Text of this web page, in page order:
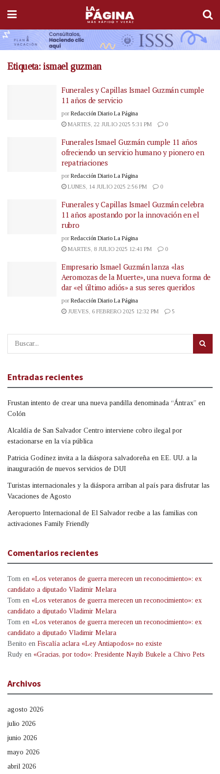
Etiqueta: ismael guzman
Funerales y Capillas Ismael Guzmán cumple
11 años de servicio
por Redacción Diario La Página
MARTES, 22 JULIO 2025 5:31 PM
0
Funerales Ismael Guzmán cumple 11 años
ofreciendo un servicio humano y pionero en
repatriaciones
por Redacción Diario La Página
LUNES, 14 JULIO 2025 2:56 PM
0
Funerales y Capillas Ismael Guzmán celebra
11 años apostando por la innovación en el
rubro
por Redacción Diario La Página
MARTES, 8 JULIO 2025 12:41 PM
0
Empresario Ismael Guzmán lanza «las
Aeromozas de la Muerte», una nueva forma de
dar «el último adiós» a sus seres queridos
por Redacción Diario La Página
JUEVES, 6 FEBRERO 2025 12:32 PM
5
Entradas recientes
Frustan intento de crear una nueva pandilla denominada “Ántrax” en
Colón
Alcaldía de San Salvador Centro interviene cobro ilegal por
estacionarse en la vía pública
Patricia Godínez invita a la diáspora salvadoreña en EE. UU. a la
inauguración de nuevos servicios de DUI
Turistas internacionales y la diáspora arriban al país para disfrutar las
Vacaciones de Agosto
Aeropuerto Internacional de El Salvador recibe a las familias con
activaciones Family Friendly
Comentarios recientes
Tom en «Los veteranos de guerra merecen un reconocimiento»: ex
candidato a diputado Vladimir Melara
Tom en «Los veteranos de guerra merecen un reconocimiento»: ex
candidato a diputado Vladimir Melara
Tom en «Los veteranos de guerra merecen un reconocimiento»: ex
candidato a diputado Vladimir Melara
Benito en Fiscalía aclara «Ley Antiapodos» no existe
Rudy en «Gracias, por todo»: Presidente Nayib Bukele a Chivo Pets
Archivos
agosto 2026
julio 2026
junio 2026
mayo 2026
abril 2026